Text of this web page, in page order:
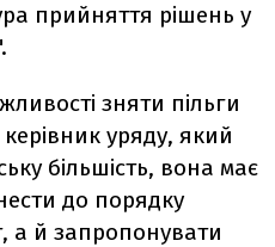
прийняття рішень у
зняти пільги
уряду, який
більшість, вона має
до порядку
а й запропонувати